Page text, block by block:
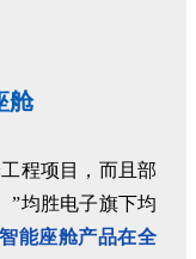
舱
程项目，而且部
”均胜电子旗下均
智能座舱产品在全